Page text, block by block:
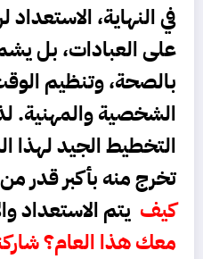
في النهاية،
على العبادات، بل
بالصحة، وتنظيم
الشخصية والمهنية.
التخطيط الجيد لهذا
تخرج منه بأكبر قدر
كيف يتم الاستعداد
معك هذا العام؟